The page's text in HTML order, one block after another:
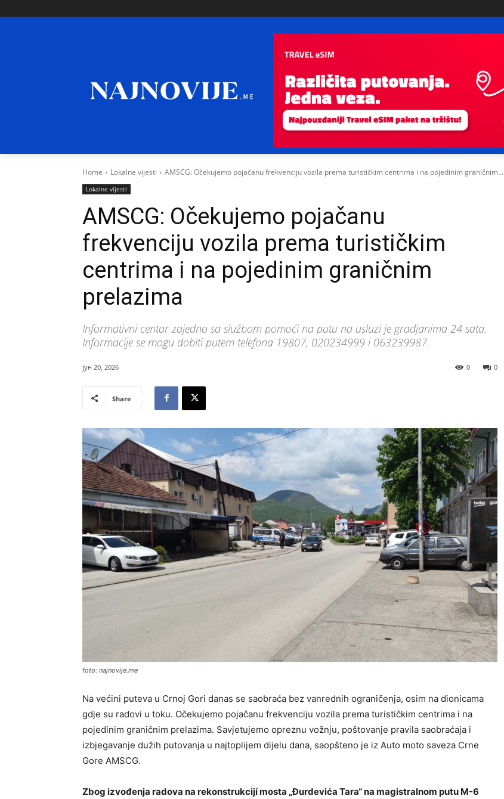
Home Lokalne vijesti AMSCG: Očekujemo pojačanu frekvenciju vozila prema turističkim centrima i na pojedinim graničnim...
Lokalne vijesti
AMSCG: Očekujemo pojačanu
frekvenciju vozila prema turističkim
centrima i na pojedinim graničnim
prelazima
Informativni centar zajedno sa službom pomoći na putu na usluzi je gradjanima 24 sata.
Informacije se mogu dobiti putem telefona 19807, 020234999 i 063239987.
јун 20, 2026 0
0
Share
foto: najnovije.me
Na većini puteva u Crnoj Gori danas se saobraća bez vanrednih ograničenja, osim na dionicama
gdje su radovi u toku. Očekujemo pojačanu frekvenciju vozila prema turističkim centrima i na
pojedinim graničnim prelazima. Savjetujemo opreznu vožnju, poštovanje pravila saobraćaja i
izbjegavanje dužih putovanja u najtoplijem dijelu dana, saopšteno je iz Auto moto saveza Crne
Gore AMSCG.
Zbog izvođenja radova na rekonstrukcijí mosta „Đurdevića Tara“ na magistralnom putu M-6